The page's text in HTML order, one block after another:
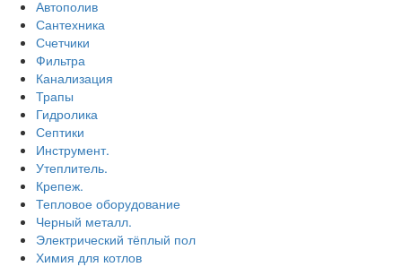
Автополив
Сантехника
Счетчики
Фильтра
Канализация
Трапы
Гидролика
Септики
Инструмент.
Утеплитель.
Крепеж.
Тепловое оборудование
Черный металл.
Электрический тёплый пол
Химия для котлов